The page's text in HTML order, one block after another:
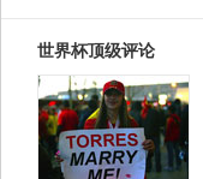
世界杯顶级评论